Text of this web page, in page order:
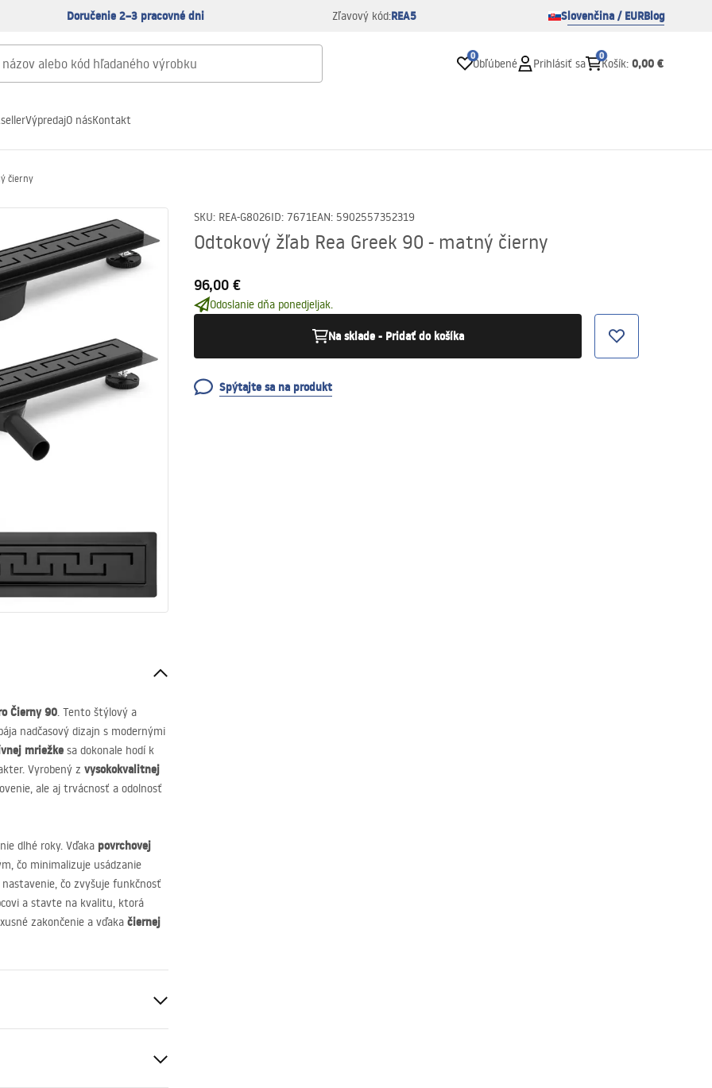
Doručenie 2–3 pracovné dni Zľavový kód:REA5 Slovenčina / EURBlog
0
Obľúbené Prihlásiť sa
0
Košík: 0,00 €
VýpredajO násKontakt
čierny
SKU: REA-G8026ID: 7671EAN: 5902557352319
Odtokový žľab Rea Greek 90 - matný čierny
96,00 €
Odoslanie dňa ponedjeljak.
Na sklade - Pridať do košíka
Spýtajte sa na produkt
Čierny 90. Tento štýlový a
nadčasový dizajn s modernými
mriežke sa dokonale hodí k
Vyrobený z vysokokvalitnej
ale aj trvácnosť a odolnosť
dlhé roky. Vďaka povrchovej
čo minimalizuje usádzanie
čo zvyšuje funkčnosť
a stavte na kvalitu, ktorá
zakončenie a vďaka čiernej